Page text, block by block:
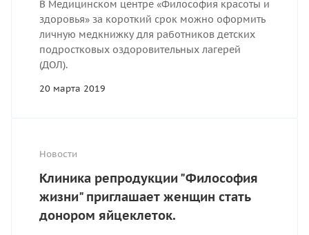
В Медицинском центре «Философия красоты и
здоровья» за короткий срок можно оформить
личную медкнижку для работников детских
подростковых оздоровительных лагерей
(ДОЛ).
20 марта 2019
Новости
Клиника репродукции "Философия
жизни" приглашает женщин стать
донором яйцеклеток.